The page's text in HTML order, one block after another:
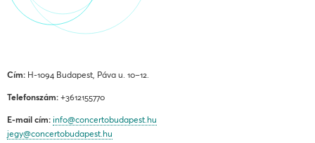
Cím: H-1094 Budapest, Páva u. 10–12.
Telefonszám: +3612155770
E-mail cím: info@concertobudapest.hu
jegy@concertobudapest.hu